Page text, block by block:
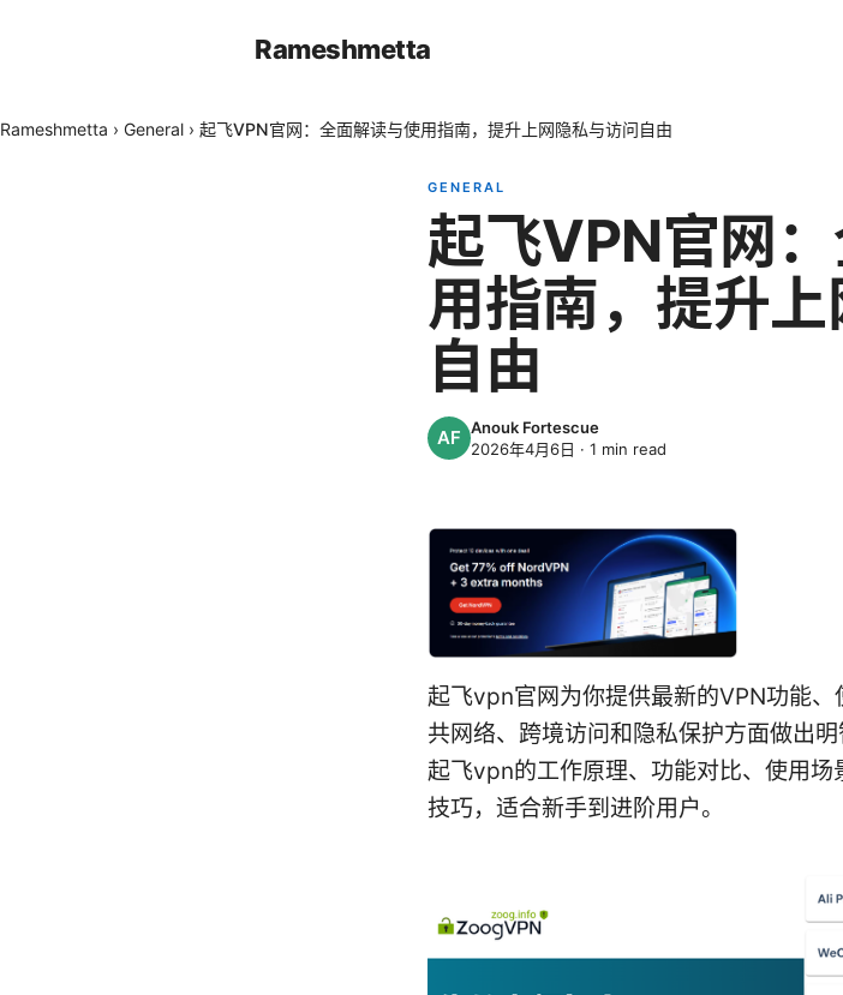
Rameshmetta
Rameshmetta › General › 起飞VPN官网：全面解读与使用指南，提升上网隐私与访问自由
GENERAL
起飞VPN官网
用指南，提升
自由
Anouk Fortescue
2026年4月6日 · 1 min read
起飞vpn官网为你提供最新的VPN功能
共网络、跨境访问和隐私保护方面做出
起飞vpn的工作原理、功能对比、使用
技巧，适合新手到进阶用户。